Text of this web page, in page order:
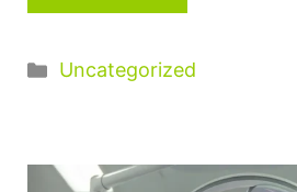
Категорії
Uncategorized